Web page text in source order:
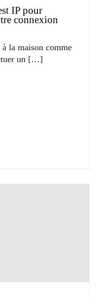
IP pour
connexion
la maison comme
un